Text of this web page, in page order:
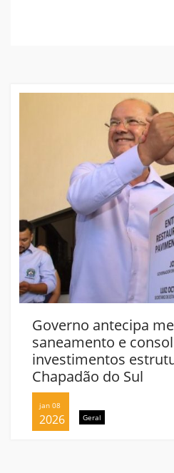
Governo antecipa
saneamento e
investimentos
Chapadão do Sul
jan 08
2026 Geral